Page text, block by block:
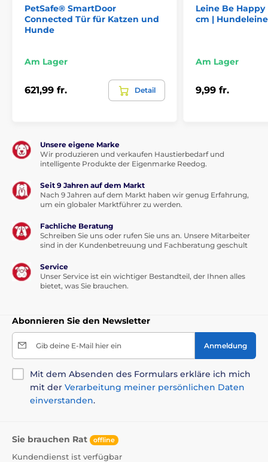
PetSafe® SmartDoor
Connected Tür für Katzen und
Hunde
Am Lager
621,99 fr. Detail
Leine Be Happy
cm |
Am Lager
9,99 fr.
Unsere eigene Marke
Wir produzieren und verkaufen Haustierbedarf und
intelligente Produkte der Eigenmarke Reedog.
Seit 9 Jahren auf dem Markt
Nach 9 Jahren auf dem Markt haben wir genug Erfahrung,
um ein globaler Marktführer zu werden.
Fachliche Beratung
Schreiben Sie uns oder rufen Sie uns an. Unsere Mitarbeiter
sind in der Kundenbetreuung und Fachberatung geschult
Service
Unser Service ist ein wichtiger Bestandteil, der Ihnen alles
bietet, was Sie brauchen.
Abonnieren Sie den Newsletter
Gib deine E-Mail hier ein Anmeldung
Mit dem Absenden des Formulars erkläre ich mich
mit der Verarbeitung meiner persönlichen Daten
einverstanden.
Sie brauchen Rat offline
Kundendienst ist verfügbar